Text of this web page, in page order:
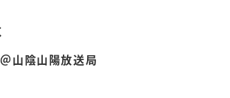
山陰山陽放送局